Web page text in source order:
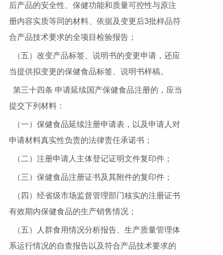
后产品的安全性、保健功能和质量可控性与原注
册内容实质等同的材料、依据及变更后3批样品符
合产品技术要求的全项目检验报告；
（五）改变产品标签、说明书的变更申请，还应
当提供拟变更的保健食品标签、说明书样稿。
第三十四条 申请延续国产保健食品注册的，应当
提交下列材料：
（一）保健食品延续注册申请表，以及申请人对
申请材料真实性负责的法律责任承诺书；
（二）注册申请人主体登记证明文件复印件；
（三）保健食品注册证书及其附件的复印件；
（四）经省级市场监督管理部门核实的注册证书
有效期内保健食品的生产销售情况；
（五）人群食用情况分析报告、生产质量管理体
系运行情况的自查报告以及符合产品技术要求的